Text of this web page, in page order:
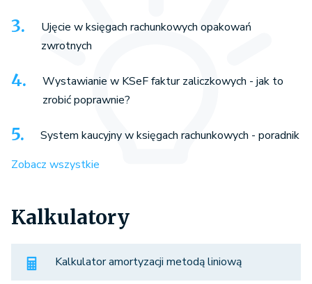
Ujęcie w księgach rachunkowych opakowań
zwrotnych
Wystawianie w KSeF faktur zaliczkowych - jak to
zrobić poprawnie?
System kaucyjny w księgach rachunkowych - poradnik
Zobacz wszystkie
Kalkulatory
Kalkulator amortyzacji metodą liniową